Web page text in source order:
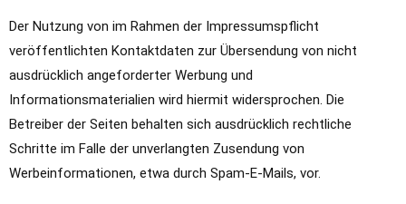
Der Nutzung von im Rahmen der Impressumspflicht
veröffentlichten Kontaktdaten zur Übersendung von nicht
ausdrücklich angeforderter Werbung und
Informationsmaterialien wird hiermit widersprochen. Die
Betreiber der Seiten behalten sich ausdrücklich rechtliche
Schritte im Falle der unverlangten Zusendung von
Werbeinformationen, etwa durch Spam-E-Mails, vor.